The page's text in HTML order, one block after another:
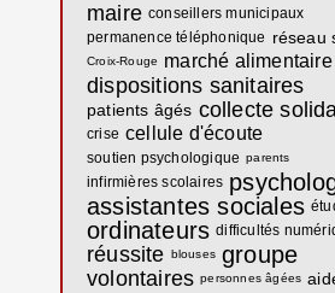
maire conseillers municipaux
permanence téléphonique réseau
Croix-Rouge marché alimentaire
dispositions sanitaires
patients âgés collecte
crise cellule d'écoute
soutien psychologique parents
infirmières scolaires
assistantes sociales
ordinateurs difficultés
réussite blouses groupe
volontaires personnes âgées